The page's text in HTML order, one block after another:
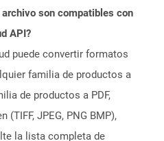
son compatibles con
API?
puede convertir formatos
familia de productos a
de productos a PDF,
(TIFF, JPEG, PNG BMP),
la lista completa de